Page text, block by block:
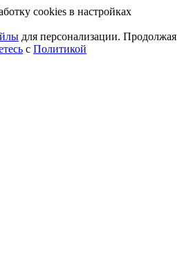
cookies в настройках
для персонализации. Продолжая
с Политикой